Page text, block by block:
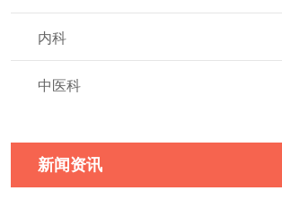
内科
中医科
新闻资讯